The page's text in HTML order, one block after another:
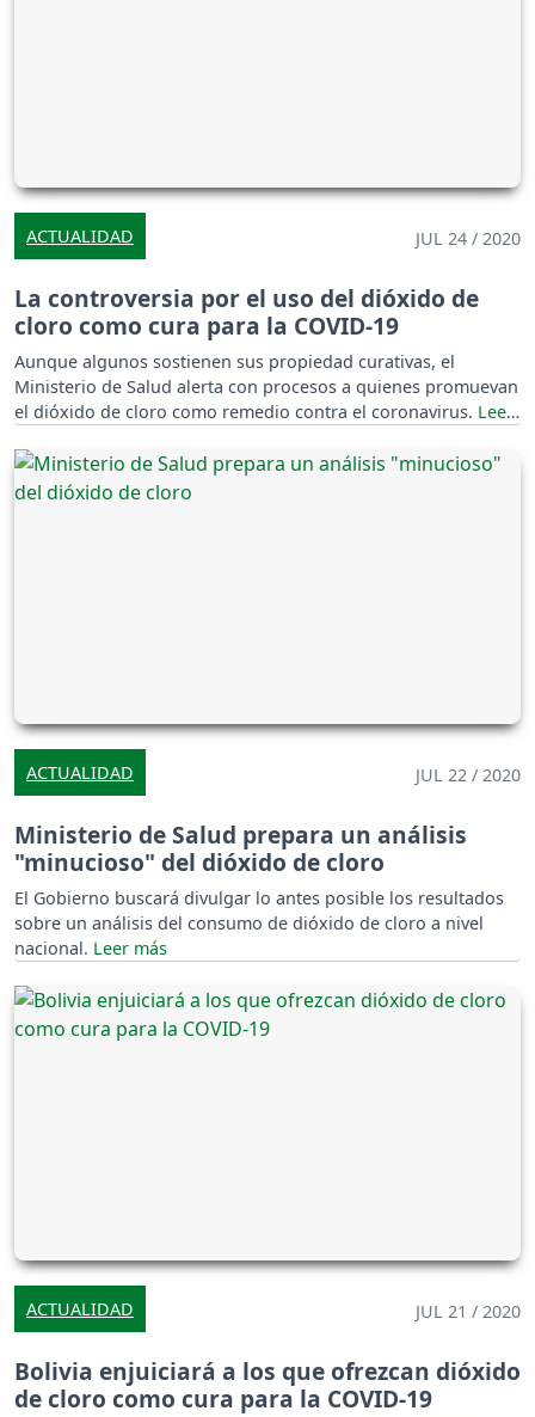
ACTUALIDAD JUL 24 / 2020
La controversia por el uso del dióxido de
cloro como cura para la COVID-19
Aunque algunos sostienen sus propiedad curativas, el
Ministerio de Salud alerta con procesos a quienes promuevan
el dióxido de cloro como remedio contra el coronavirus.
ACTUALIDAD JUL 22 / 2020
Ministerio de Salud prepara un análisis
"minucioso" del dióxido de cloro
El Gobierno buscará divulgar lo antes posible los resultados
sobre un análisis del consumo de dióxido de cloro a nivel
nacional.
ACTUALIDAD JUL 21 / 2020
Bolivia enjuiciará a los que ofrezcan dióxido
de cloro como cura para la COVID-19